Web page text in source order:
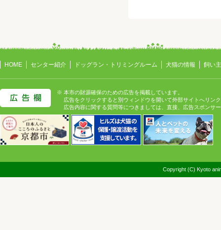
HOME センター紹介 ドッグラン・トリミングルーム 犬猫の情報 飼い
※ 本市の財源確保のための広告を掲載しています。
広告をクリックすると別ウィンドウを開いて外部サイトへリン
広告内容に関する質問等につきましては、直接、広告スポンサ
Copyright (C) Kyoto